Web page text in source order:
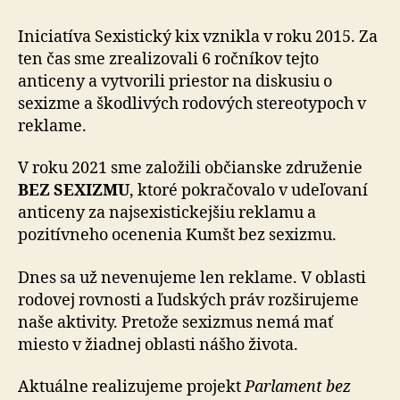
Iniciatíva Sexistický kix vznikla v roku 2015. Za
ten čas sme zrealizovali 6 ročníkov tejto
anticeny a vytvorili priestor na diskusiu o
sexizme a škodlivých rodových stereotypoch v
reklame.
V roku 2021 sme založili občianske združenie
BEZ SEXIZMU, ktoré pokračovalo v udeľovaní
anticeny za najsexistickejšiu reklamu a
pozitívneho ocenenia Kumšt bez sexizmu.
Dnes sa už nevenujeme len reklame. V oblasti
rodovej rovnosti a ľudských práv rozširujeme
naše aktivity. Pretože sexizmus nemá mať
miesto v žiadnej oblasti nášho života.
Aktuálne realizujeme projektParlament bez